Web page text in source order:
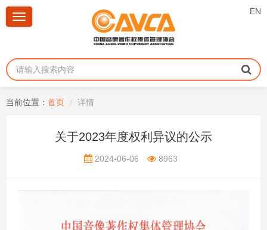
EN
Toggle
当前位置： 首页 详情
关于2023年度权利异议的公示
2024-06-06 8963